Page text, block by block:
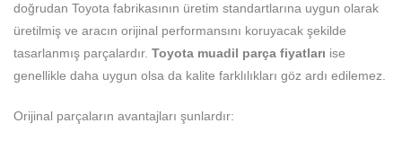
doğrudan Toyota fabrikasının üretim standartlarına uygun olarak
üretilmiş ve aracın orijinal performansını koruyacak şekilde
tasarlanmış parçalardır. Toyota muadil parça fiyatları ise
genellikle daha uygun olsa da kalite farklılıkları göz ardı edilemez.
Orijinal parçaların avantajları şunlardır: